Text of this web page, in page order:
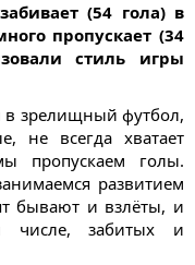
(54 гола) в
пропускает (34
стиль игры
в зрелищный футбол,
не всегда хватает
пропускаем голы.
развитием
бывают и взлёты, и
числе, забитых и